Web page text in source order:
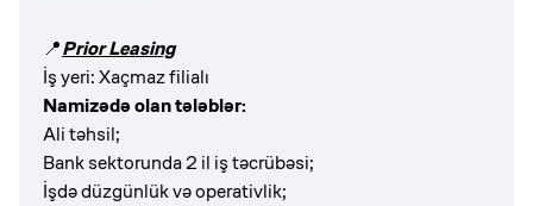
📍Prior Leasing
İş yeri: Xaçmaz filialı
Namizədə olan tələblər:
Ali təhsil;
Bank sektorunda 2 il iş təcrübəsi;
İşdə düzgünlük və operativlik;